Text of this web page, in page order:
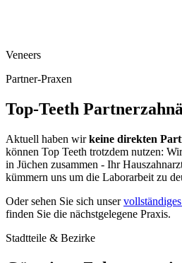
Veneers
Partner-Praxen
Top-Teeth
Aktuell haben wirkeine direkten
können Top Teeth trotzdem nutzen:
in Jüchen zusammen - Ihr
kümmern uns um die Laborarbeit zu
Oder sehen Sie sich unser
finden Sie die nächstgelegene Praxis.
Stadtteile & Bezirke